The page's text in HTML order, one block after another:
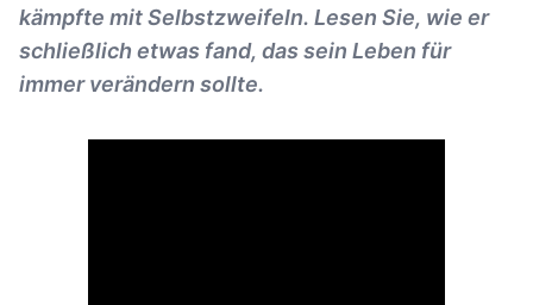
kämpfte mit Selbstzweifeln. Lesen Sie, wie er
schließlich etwas fand, das sein Leben für
immer verändern sollte.